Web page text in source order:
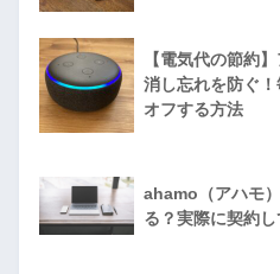
【電気代の節約
消し忘れを防ぐ
オフする方法
ahamo（アハモ
る？実際に契約